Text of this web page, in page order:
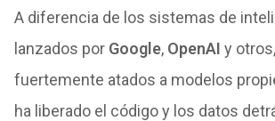
A diferencia de los sistemas de
lanzados por Google, OpenAI y
fuertemente atados a modelos
ha liberado el código y los datos